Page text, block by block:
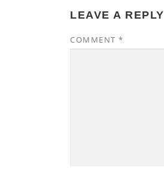
LEAVE A REPLY
COMMENT *